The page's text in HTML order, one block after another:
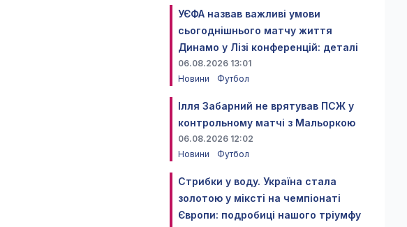
УЄФА назвав важливі умови
сьогоднішнього матчу життя
Динамо у Лізі конференцій: деталі
06.08.2026 13:01
Новини
Футбол
Ілля Забарний не врятував ПСЖ у
контрольному матчі з Мальоркою
06.08.2026 12:02
Новини
Футбол
Стрибки у воду. Україна стала
золотою у міксті на чемпіонаті
Європи: подробиці нашого тріумфу